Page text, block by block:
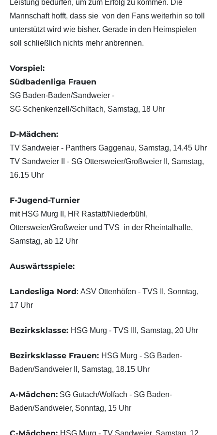
Leistung bedürfen, um zum Erfolg zu kommen. Die
Mannschaft hofft, dass sie von den Fans weiterhin so toll
unterstützt wird wie bisher. Gerade in den Heimspielen
soll schließlich nichts mehr anbrennen.
Vorspiel:
Südbadenliga Frauen
SG Baden-Baden/Sandweier -
SG Schenkenzell/Schiltach, Samstag, 18 Uhr
D-Mädchen:
TV Sandweier - Panthers Gaggenau, Samstag, 14.45 Uhr
TV Sandweier II - SG Ottersweier/Großweier II, Samstag,
16.15 Uhr
F-Jugend-Turnier
mit HSG Murg II, HR Rastatt/Niederbühl,
Ottersweier/Großweier und TVS in der Rheintalhalle,
Samstag, ab 12 Uhr
Auswärtsspiele:
Landesliga Nord: ASV Ottenhöfen - TVS II, Sonntag,
17 Uhr
Bezirksklasse: HSG Murg - TVS III, Samstag, 20 Uhr
Bezirksklasse Frauen: HSG Murg - SG Baden-
Baden/Sandweier II, Samstag, 18.15 Uhr
A-Mädchen: SG Gutach/Wolfach - SG Baden-
Baden/Sandweier, Sonntag, 15 Uhr
HSG Murg - TV Sandweier, Samstag, 12